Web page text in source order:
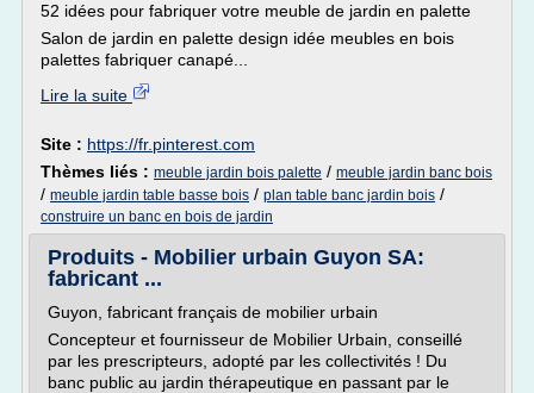
52 idées pour fabriquer votre meuble de jardin en palette
Salon de jardin en palette design idée meubles en bois
palettes fabriquer canapé...
Lire la suite
Site : https://fr.pinterest.com
Thèmes liés : meuble jardin bois palette / meuble jardin banc bois
/ meuble jardin table basse bois / plan table banc jardin bois /
construire un banc en bois de jardin
Produits - Mobilier urbain Guyon SA:
fabricant ...
Guyon, fabricant français de mobilier urbain
Concepteur et fournisseur de Mobilier Urbain, conseillé
par les prescripteurs, adopté par les collectivités ! Du
banc public au jardin thérapeutique en passant par le